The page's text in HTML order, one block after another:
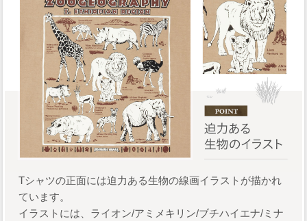
Tシャツの正面には迫力ある生物の線画イラストが描かれ
ています。
イラストには、ライオン/アミメキリン/ブチハイエナ/ミナ